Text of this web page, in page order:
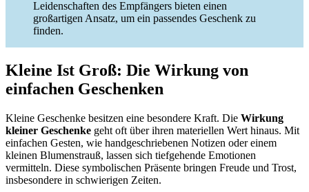
Leidenschaften des Empfängers bieten einen
großartigen Ansatz, um ein passendes Geschenk zu
finden.
Kleine Ist Groß: Die Wirkung von
einfachen Geschenken
Kleine Geschenke besitzen eine besondere Kraft. Die Wirkung
kleiner Geschenke geht oft über ihren materiellen Wert hinaus. Mit
einfachen Gesten, wie handgeschriebenen Notizen oder einem
kleinen Blumenstrauß, lassen sich tiefgehende Emotionen
vermitteln. Diese symbolischen Präsente bringen Freude und Trost,
insbesondere in schwierigen Zeiten.